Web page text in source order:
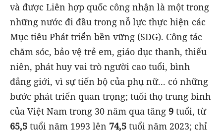
và được Liên hợp quốc công nhận là một trong
những nước đi đầu trong nỗ lực thực hiện các
Mục tiêu Phát triển bền vững (SDG). Công tác
chăm sóc, bảo vệ trẻ em, giáo dục thanh, thiếu
niên, phát huy vai trò người cao tuổi, bình
đẳng giới, vì sự tiến bộ của phụ nữ... có những
bước phát triển quan trọng; tuổi thọ trung bình
của Việt Nam trong 30 năm qua tăng 9 tuổi, từ
65,5 tuổi năm 1993 lên 74,5 tuổi năm 2023; chỉ